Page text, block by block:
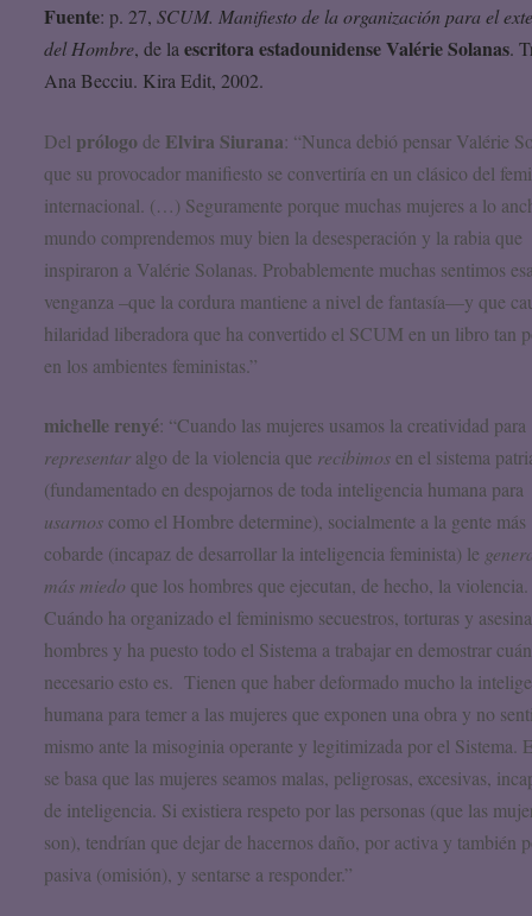
Fuente: p. 27,SCUM. Manifiesto de la organización para el
del Hombre, de laescritora estadounidense Valérie Solanas.
Ana Becciu. Kira Edit, 2002.
Del prólogode Elvira Siurana: “Nunca debió pensar Valérie
que su provocador manifiesto se convertiría en un clásico del
internacional. (…) Seguramente porque muchas mujeres a lo
mundo comprendemos muy bien la desesperación y la rabia que
inspiraron a Valérie Solanas. Probablemente muchas sentimos
venganza –que la cordura mantiene a nivel de fantasía—y que
hilaridad liberadora que ha convertido el SCUM en un libro tan
en los ambientes feministas.”
michelle renyé: “Cuando las mujeres usamos la creatividad para
representar algo de la violencia que recibimosen el sistema
(fundamentado en despojarnos de toda inteligencia humana para
usarnoscomo el Hombre determine), socialmente a la gente más
cobarde (incapaz de desarrollar la inteligencia feminista) le
más miedo que los hombres que ejecutan, de hecho, la violencia.
Cuándo ha organizado el feminismo secuestros, torturas y
hombres y ha puesto todo el Sistema a trabajar en demostrar cuán
necesario esto es. Tienen que haber deformado mucho la
humana para temer a las mujeres que exponen una obra y no
mismo ante la misoginia operante y legitimizada por el Sistema.
se basa que las mujeres seamos malas, peligrosas, excesivas,
de inteligencia. Si existiera respeto por las personas (que las
son), tendrían que dejar de hacernos daño, por activa y también
pasiva (omisión), y sentarse a responder.”